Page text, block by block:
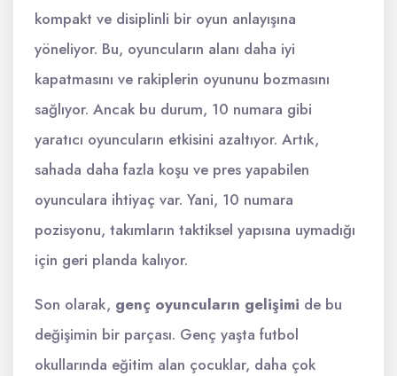
kompakt ve disiplinli bir oyun anlayışına
yöneliyor. Bu, oyuncuların alanı daha iyi
kapatmasını ve rakiplerin oyununu bozmasını
sağlıyor. Ancak bu durum, 10 numara gibi
yaratıcı oyuncuların etkisini azaltıyor. Artık,
sahada daha fazla koşu ve pres yapabilen
oyunculara ihtiyaç var. Yani, 10 numara
pozisyonu, takımların taktiksel yapısına uymadığı
için geri planda kalıyor.
Son olarak, genç oyuncuların gelişimi de bu
değişimin bir parçası. Genç yaşta futbol
okullarında eğitim alan çocuklar, daha çok